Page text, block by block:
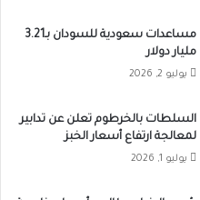
مساعدات سعودية للسودان بـ3.21
مليار دولار
يوليو 2, 2026
السلطات بالخرطوم تعلن عن تدابير
لمعالجة ارتفاع أسعار الخبز
يوليو 1, 2026